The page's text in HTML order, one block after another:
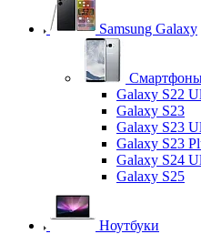
Samsung Galaxy
Galaxy S22
Galaxy S23
Galaxy S23
Galaxy S23
Galaxy S24
Galaxy S25
Ноутбуки